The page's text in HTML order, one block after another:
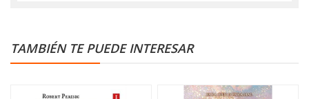
TAMBIÉN TE PUEDE INTERESAR